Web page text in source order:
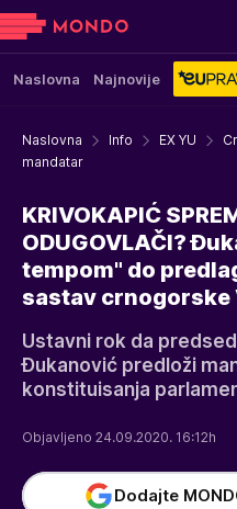
Naslovna Najnovije
Naslovna Info EX YU
mandatar
KRIVOKAPIĆ
ODUGOVLAČI?
tempom" do
sastav crnogorske
Ustavni rok da
Đukanović predloži
konstituisanja
Objavljeno 24.09.2020. 16:12h
Dodajte